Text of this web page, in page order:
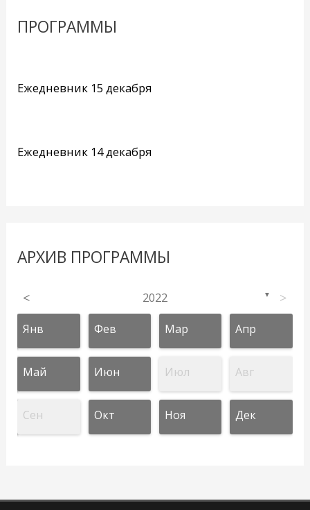
ПРОГРАММЫ
Ежедневник 15 декабря
Ежедневник 14 декабря
АРХИВ ПРОГРАММЫ
< 2022 ▼ >
Янв Фев Мар Апр
Май Июн Июл Авг
Сен Окт Ноя Дек